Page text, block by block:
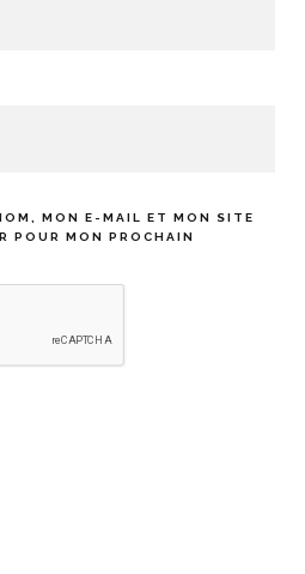
MON E-MAIL ET MON SITE
POUR MON PROCHAIN